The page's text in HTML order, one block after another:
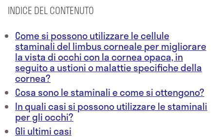
INDICE DEL CONTENUTO
Come si possono utilizzare le cellule
staminali del limbus corneale per migliorare
la vista di occhi con la cornea opaca, in
seguito a ustioni o malattie specifiche della
cornea?
Cosa sono le staminali e come si ottengono?
In quali casi si possono utilizzare le staminali
per gli occhi?
Gli ultimi casi